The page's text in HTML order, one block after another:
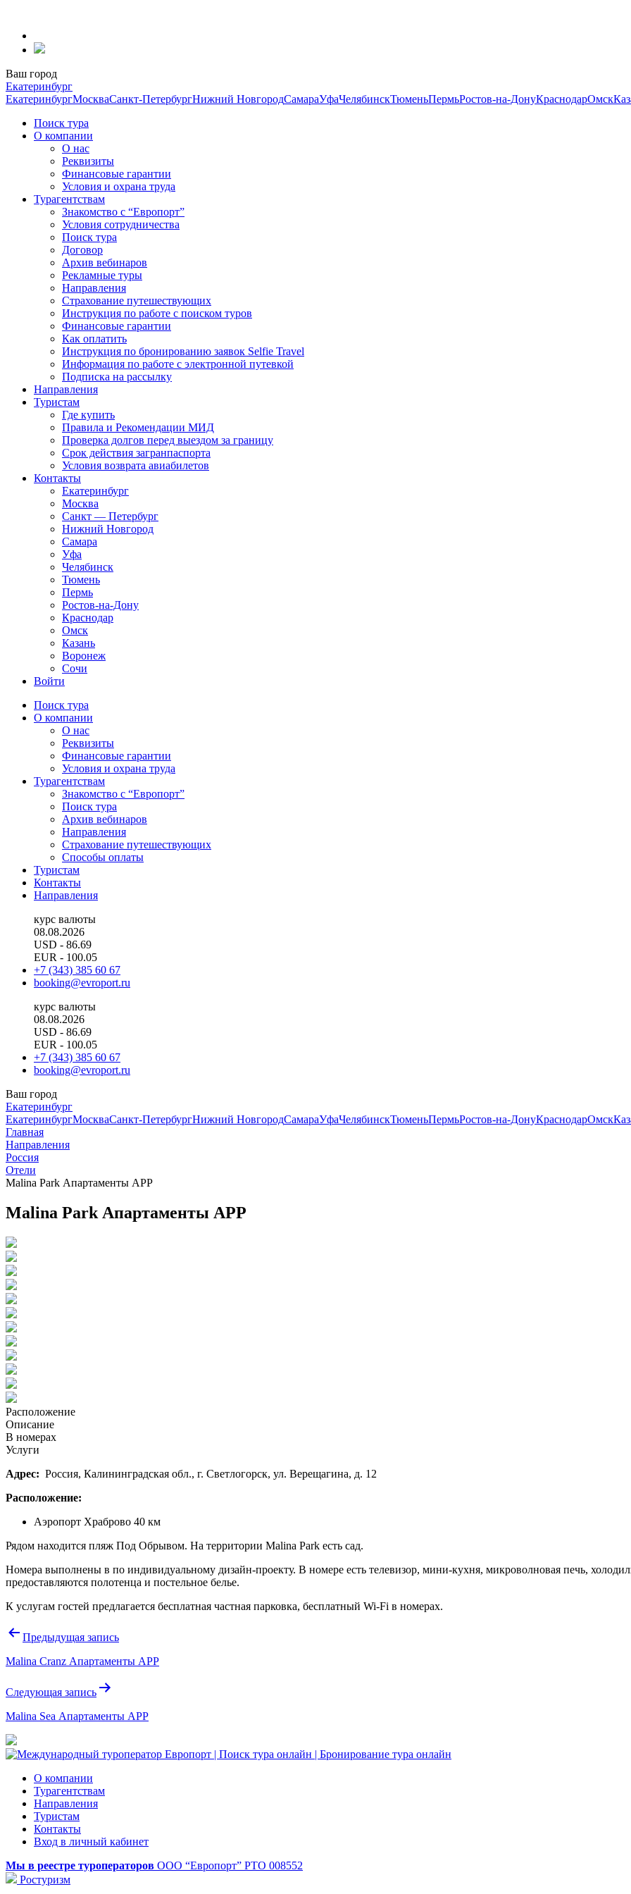
содержанию
Ваш город
Екатеринбург
ЕкатеринбургМоскваСанкт-ПетербургНижний НовгородСамараУфаЧелябинскТюменьПермьРостов-на-ДонуКраснодарОмск
Поиск тура
О компании
О нас
Реквизиты
Финансовые гарантии
Условия и охрана труда
Турагентствам
Знакомство с “Европорт”
Условия сотрудничества
Поиск тура
Договор
Архив вебинаров
Рекламные туры
Направления
Страхование путешествующих
Инструкция по работе с поиском туров
Финансовые гарантии
Как оплатить
Инструкция по бронированию заявок Selfie Travel
Информация по работе с электронной путевкой
Подписка на рассылку
Направления
Туристам
Где купить
Правила и Рекомендации МИД
Проверка долгов перед выездом за границу
Срок действия загранпаспорта
Условия возврата авиабилетов
Контакты
Екатеринбург
Москва
Санкт — Петербург
Нижний Новгород
Самара
Уфа
Челябинск
Тюмень
Пермь
Ростов-на-Дону
Краснодар
Омск
Казань
Воронеж
Сочи
Войти
Поиск тура
О компании
О нас
Реквизиты
Финансовые гарантии
Условия и охрана труда
Турагентствам
Знакомство с “Европорт”
Поиск тура
Архив вебинаров
Направления
Страхование путешествующих
Способы оплаты
Туристам
Контакты
Направления
курс валюты
08.08.2026
USD - 86.69
EUR - 100.05
+7 (343) 385 60 67
booking@evroport.ru
курс валюты
08.08.2026
USD - 86.69
EUR - 100.05
+7 (343) 385 60 67
booking@evroport.ru
Ваш город
Екатеринбург
ЕкатеринбургМоскваСанкт-ПетербургНижний НовгородСамараУфаЧелябинскТюменьПермьРостов-на-ДонуКраснодарОмск
Главная
Направления
Россия
Отели
Malina Park Апартаменты APP
Malina Park Апартаменты APP
Расположение
Описание
В номерах
Услуги
Адрес: Россия, Калининградская обл., г. Светлогорск, ул. Верещагина, д. 12
Расположение:
Аэропорт Храброво 40 км
Рядом находится пляж Под Обрывом. На территории Malina Park есть сад.
Номера выполнены в по индивидуальному дизайн-проекту. В номере есть телевизор, мини-кухня, микроволновая печь,
предоставляются полотенца и постельное белье.
К услугам гостей предлагается бесплатная частная парковка, бесплатный Wi-Fi в номерах.
Навигация
записям
Предыдущая запись
Malina Cranz Апартаменты APP
Следующая запись
Malina Sea Апартаменты APP
О компании
Турагентствам
Направления
Туристам
Контакты
Вход в личный кабинет
Мы в реестре туроператоров ООО “Европорт” РТО 008552
Ростуризм